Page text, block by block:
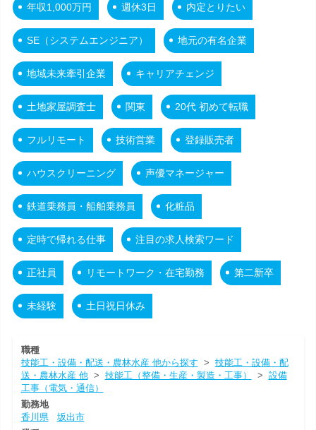
年収1,000万円 週休3日 内定とりたい
SE（システムエンジニア） 地元の有名企業
地域未来牽引企業 キャリアチェンジ
土地家屋調査士 関東 20代 初めて転職
フルリモート 技術営業 登録販売者
ハウスクリーニング 声優マネージャー
鉄道乗務員・船舶乗務員 化粧品
定時で帰れる仕事 注目の求人検索ワード
正社員 リモートワーク・在宅勤務 第二新卒
未経験 土日祝日休み
職種
技能工・設備・配送・農林水産 他から探す > 技能工・設備・配
送・農林水産 他> 技能工（整備・生産・製造・工事） > 設備
工事（電気・通信）
勤務地
香川県
坂出市